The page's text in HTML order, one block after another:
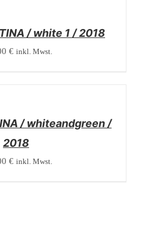
/ white 1 / 2018
€ inkl. Mwst.
/ whiteandgreen /
2018
€ inkl. Mwst.